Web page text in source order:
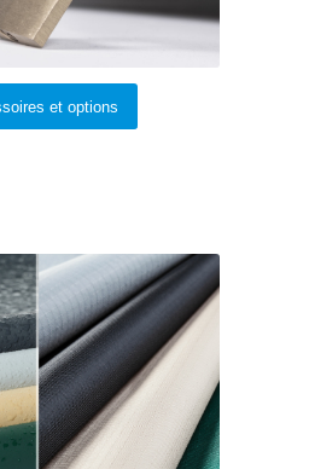
et options